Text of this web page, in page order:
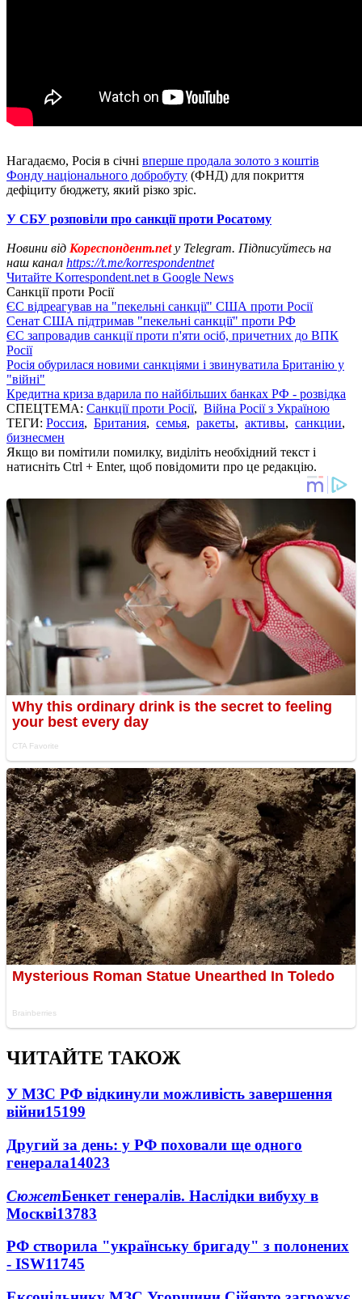
Нагадаємо, Росія в січні вперше продала золото з коштів
Фонду національного добробуту (ФНД) для покриття
дефіциту бюджету, який різко зріс.
У СБУ розповіли про санкції проти Росатому
Новини від Кореспондент.netу Telegram. Підписуйтесь на
наш канал https://t.me/korrespondentnet
Читайте Korrespondent.net в Google News
Санкції проти Росії
ЄС відреагував на "пекельні санкції" США проти Росії
Сенат США підтримав "пекельні санкції" проти РФ
ЄС запровадив санкції проти п'яти осіб, причетних до ВПК
Росії
Росія обурилася новими санкціями і звинуватила Британію у
"війні"
Кредитна криза вдарила по найбільших банках РФ - розвідка
СПЕЦТЕМА: Санкції проти Росії, Війна Росії з Україною
ТЕГИ: Россия, Британия, семья, ракеты, активы, санкции,
бизнесмен
Якщо ви помітили помилку, виділіть необхідний текст і
натисніть Ctrl + Enter, щоб повідомити про це редакцію.
ЧИТАЙТЕ ТАКОЖ
У МЗС РФ відкинули можливість завершення
війни15199
Другий за день: у РФ поховали ще одного
генерала14023
СюжетБенкет генералів. Наслідки вибуху в
Москві13783
РФ створила "українську бригаду" з полонених
- ISW11745